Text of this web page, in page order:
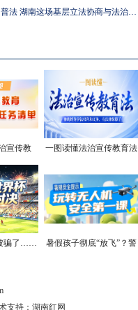
一边问计一边普法 湖南这场基层立法协商与法治宣传活动走进社区
宣传教
务清单
一图读懂法治宣传教育法
务，有法律保障了
骗了……
暑假孩子彻底“放飞”？警
支持：湖南红网